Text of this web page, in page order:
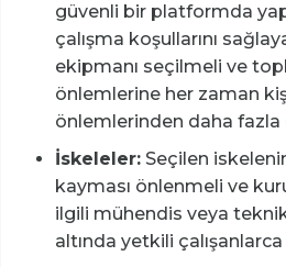
güvenli bir platformda
çalışma koşullarını
ekipmanı seçilmeli ve
önlemlerine her zaman
önlemlerinden daha
İskeleler: Seçilen
kayması önlenmeli ve
ilgili mühendis veya
altında yetkili çalışanlarca